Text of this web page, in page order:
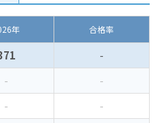
年 合格率
-
-
-
-
-